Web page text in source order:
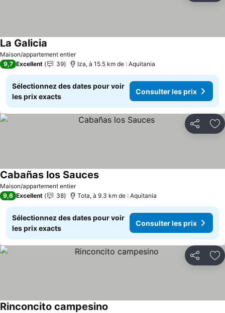
Maison/appartement entier
La Galicia
9,7 Excellent 39 Iza, à 15.5 km de : Aquitania
Sélectionnez des dates pour voir
les prix exacts
Consulter les prix
Partager
Maison/appartement entier
Cabañas los Sauces
9,6 Excellent 38 Tota, à 9.3 km de : Aquitania
Sélectionnez des dates pour voir
les prix exacts
Consulter les prix
Partager
Rinconcito campesino